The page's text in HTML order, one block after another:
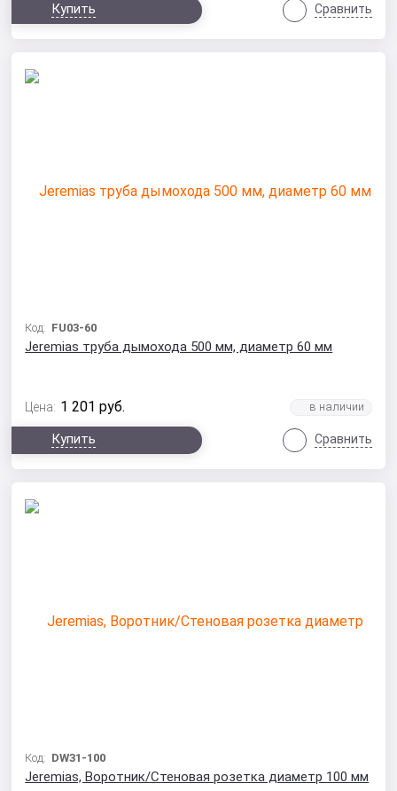
Купить Сравнить
Код: FU03-60
Jeremias труба дымохода 500 мм, диаметр 60 мм
Цена: 1 201 руб.
Купить Сравнить
Код: DW31-100
Jeremias, Воротник/Стеновая розетка диаметр 100 мм